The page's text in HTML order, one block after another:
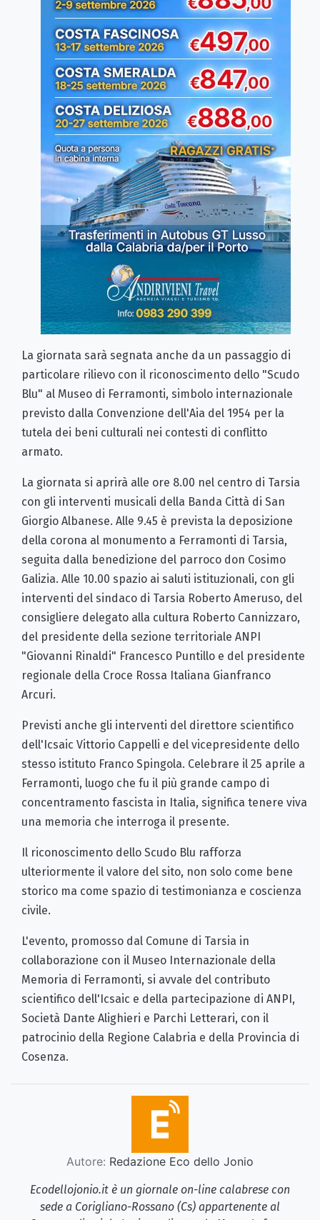
La giornata sarà segnata anche da un passaggio di
particolare rilievo con il riconoscimento dello "Scudo
Blu" al Museo di Ferramonti, simbolo internazionale
previsto dalla Convenzione dell'Aia del 1954 per la
tutela dei beni culturali nei contesti di conflitto
armato.
La giornata si aprirà alle ore 8.00 nel centro di Tarsia
con gli interventi musicali della Banda Città di San
Giorgio Albanese. Alle 9.45 è prevista la deposizione
della corona al monumento a Ferramonti di Tarsia,
seguita dalla benedizione del parroco don Cosimo
Galizia. Alle 10.00 spazio ai saluti istituzionali, con gli
interventi del sindaco di Tarsia Roberto Ameruso, del
consigliere delegato alla cultura Roberto Cannizzaro,
del presidente della sezione territoriale ANPI
"Giovanni Rinaldi" Francesco Puntillo e del presidente
regionale della Croce Rossa Italiana Gianfranco
Arcuri.
Previsti anche gli interventi del direttore scientifico
dell'Icsaic Vittorio Cappelli e del vicepresidente dello
stesso istituto Franco Spingola. Celebrare il 25 aprile a
Ferramonti, luogo che fu il più grande campo di
concentramento fascista in Italia, significa tenere viva
una memoria che interroga il presente.
Il riconoscimento dello Scudo Blu rafforza
ulteriormente il valore del sito, non solo come bene
storico ma come spazio di testimonianza e coscienza
civile.
L'evento, promosso dal Comune di Tarsia in
collaborazione con il Museo Internazionale della
Memoria di Ferramonti, si avvale del contributo
scientifico dell'Icsaic e della partecipazione di ANPI,
Società Dante Alighieri e Parchi Letterari, con il
patrocinio della Regione Calabria e della Provincia di
Cosenza.
Autore: Redazione Eco dello Jonio
Ecodellojonio.it è un giornale on-line calabrese con
sede a Corigliano-Rossano (Cs) appartenente al